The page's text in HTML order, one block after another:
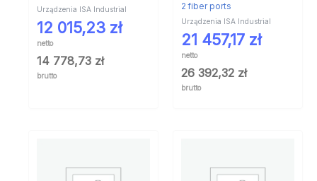
Urządzenia ISA Industrial
12 015,23 zł
netto
14 778,73 zł
brutto
2 fiber ports
Urządzenia ISA Industrial
21 457,17 zł
netto
26 392,32 zł
brutto